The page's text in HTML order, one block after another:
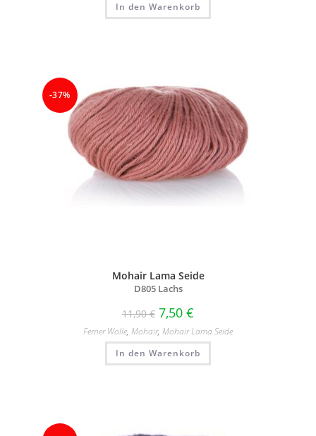
In den Warenkorb
-37%
Mohair Lama Seide
D805 Lachs
11,90€ 7,50 €
Ferner Wolle, Mohair, Mohair Lama Seide
In den Warenkorb